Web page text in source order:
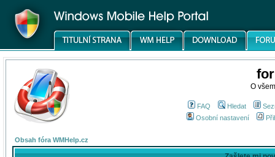
O
FAQ Hledat
Osobní nastavení
Obsah fóra WMHelp.cz